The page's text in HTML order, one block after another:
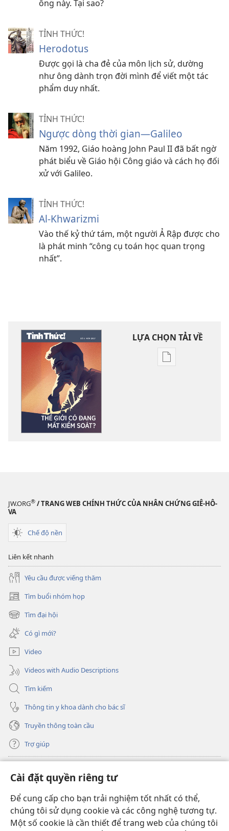
Cài đặt quyền riêng tư
Để cung cấp cho bạn trải nghiệm tốt nhất có thể,
chúng tôi sử dụng cookie và các công nghệ tương tự.
Một số cookie là cần thiết để trang web của chúng tôi
ông này. Tại sao?
TỈNH THỨC!
Herodotus
Được gọi là cha đẻ của môn lịch sử, dường
như ông dành trọn đời mình để viết một tác
phẩm duy nhất.
TỈNH THỨC!
Ngược dòng thời gian—Galileo
Năm 1992, Giáo hoàng John Paul II đã bất ngờ
phát biểu về Giáo hội Công giáo và cách họ đối
xử với Galileo.
TỈNH THỨC!
Al-Khwarizmi
Vào thế kỷ thứ tám, một người Ả Rập được cho
là phát minh “công cụ toán học quan trọng
nhất”.
LỰA CHỌN TẢI VỀ
Tùy
Thế
JW.ORG® / TRANG WEB CHÍNH THỨC CỦA NHÂN CHỨNG GIÊ-HÔ-
VA
Chế độ nền
Liên kết nhanh
Yêu cầu được viếng thăm
Tìm buổi nhóm họp
(mở
cửa
sổ
mới)
Tìm đại hội
(mở
cửa
sổ
mới)
Có gì mới?
Video
Videos with Audio Descriptions
Tìm kiếm
Thông tin y khoa dành cho bác sĩ
Truyền thông toàn cầu
Trợ giúp
(mở
cửa
sổ
mới)
THƯ VIỆN TRỰC TUYẾN Tháp Canh
(mở
cửa
sổ
JW Hub ®
(mở